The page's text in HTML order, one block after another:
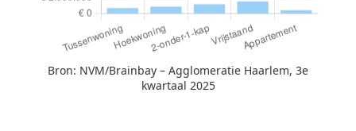
Bron: NVM/Brainbay – Agglomeratie Haarlem, 3e
kwartaal 2025